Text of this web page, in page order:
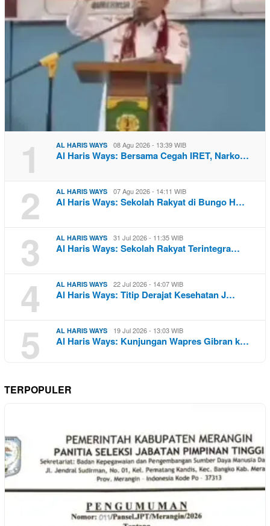
1 AL HARIS WAYS 08 Agu 2026 - 13:39 WIB
Al Haris Ways: Bersama Cegah IRET, Narko…
2 AL HARIS WAYS 07 Agu 2026 - 14:11 WIB
Al Haris Ways: Sekolah Rakyat di Bungo H…
3 AL HARIS WAYS 31 Jul 2026 - 11:35 WIB
Al Haris Ways: Sekolah Rakyat Terintegra…
4 AL HARIS WAYS 22 Jul 2026 - 14:07 WIB
Al Haris Ways: Titip Derajat Kesehatan J…
5 AL HARIS WAYS 19 Jul 2026 - 13:03 WIB
Al Haris Ways: Kunjungan Wapres Gibran k…
TERPOPULER